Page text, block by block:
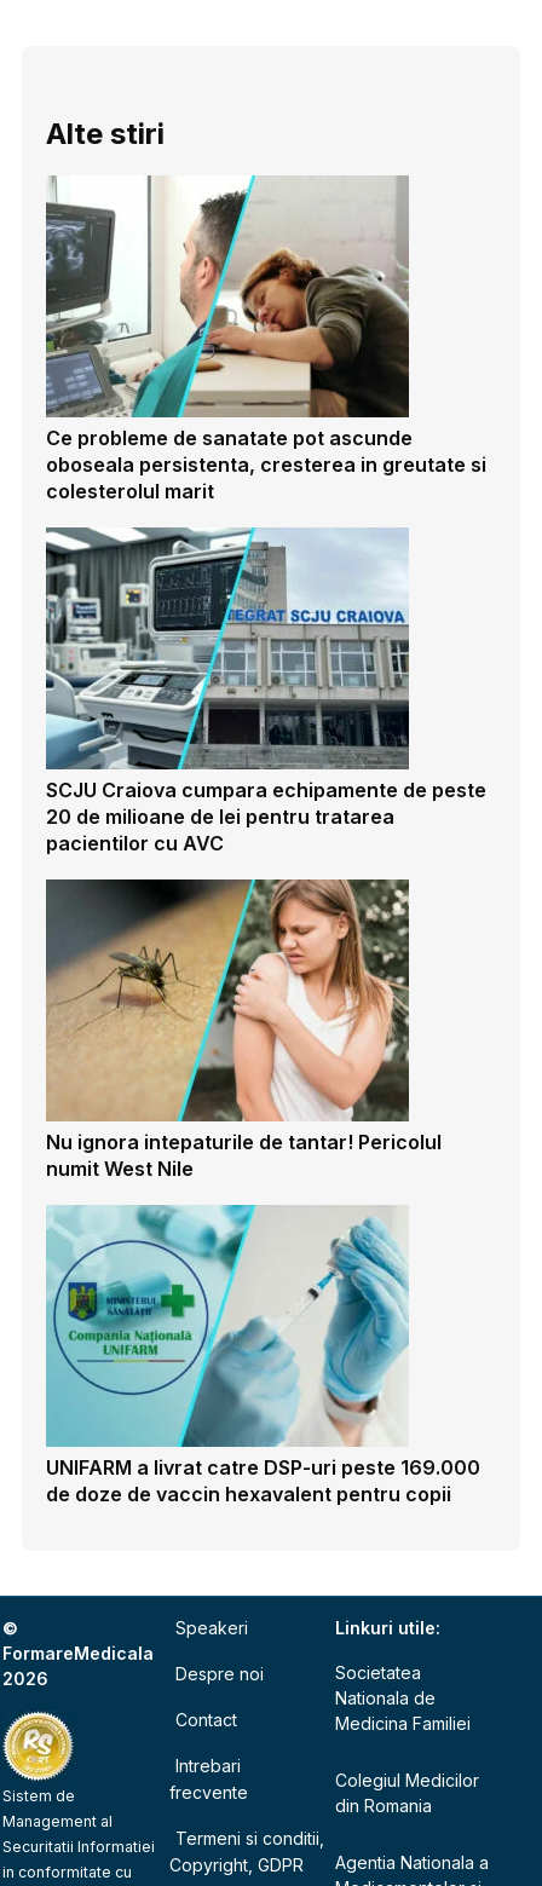
Alte stiri
Ce probleme de sanatate pot ascunde
oboseala persistenta, cresterea in greutate si
colesterolul marit
SCJU Craiova cumpara echipamente de peste
20 de milioane de lei pentru tratarea
pacientilor cu AVC
Nu ignora intepaturile de tantar! Pericolul
numit West Nile
UNIFARM a livrat catre DSP-uri peste 169.000
de doze de vaccin hexavalent pentru copii
©
FormareMedicala
2026
Sistem de
Management al
Securitatii Informatiei
in conformitate cu
Speakeri
Despre noi
Contact
Intrebari
frecvente
Termeni si conditii,
Copyright, GDPR
Linkuri utile:
Societatea
Nationala de
Medicina Familiei
Colegiul Medicilor
din Romania
Agentia Nationala a